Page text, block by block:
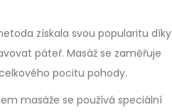
získala svou popularitu díky
páteř. Masáž se zaměřuje
pocitu pohody.
masáže se používá speciální